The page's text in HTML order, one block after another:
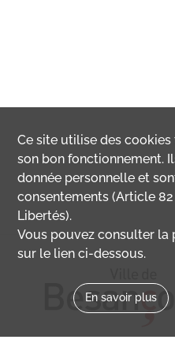
Ce site utilise descookies
son bon fonctionnement.
donnée personnelle et
consentements (Article
Libertés).
Vous pouvez consulter
sur le lien ci-dessous.
En savoir plus